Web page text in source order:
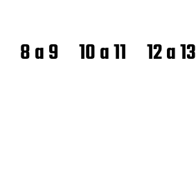
8 a 9 10 a 11 12 a 13